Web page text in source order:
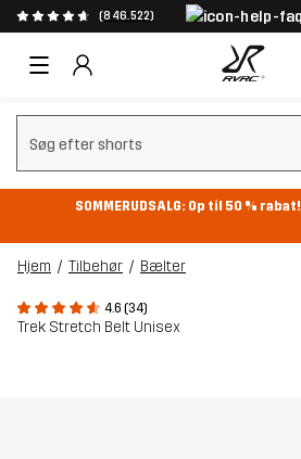
(846.522)
Ryd søgning
SOMMERUDSALG: Op til 50 % rabat!
Hjem Tilbehør Bælter
4.6 (34)
Trek Stretch Belt Unisex